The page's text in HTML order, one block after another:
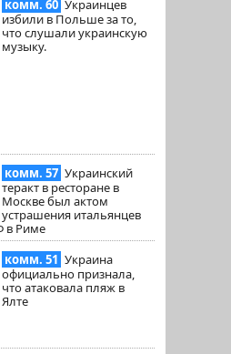
комм. 60 Украинцев
избили в Польше за то,
что слушали украинскую
музыку.
комм. 57 Украинский
теракт в ресторане в
Москве был актом
устрашения итальянцев
в Риме
комм. 51 Украина
официально признала,
что атаковала пляж в
Ялте